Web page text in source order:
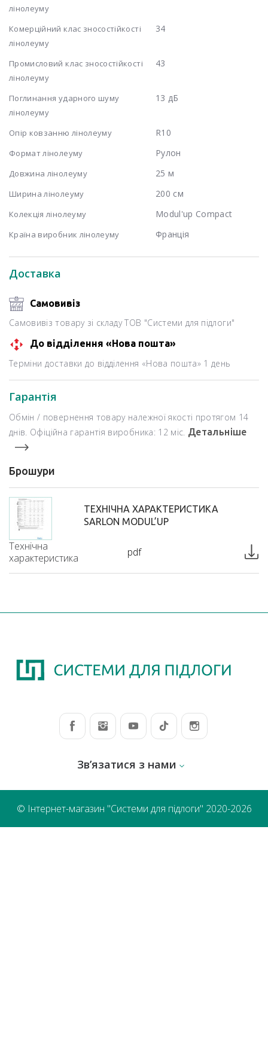
Доставка
Самовивіз
Самовивіз товару зі складу ТОВ "Системи для підлоги"
До відділення «Нова пошта»
Терміни доставки до відділення «Нова пошта» 1 день
Гарантія
Обмін / повернення товару належної якості протягом 14
днів. Офіційна гарантія виробника: 12 міс. Детальніше
лінолеуму
Комерційний клас зносостійкості
лінолеуму
34
Промисловий клас зносостійкості
лінолеуму
43
Поглинання ударного шуму
лінолеуму
13 дБ
Опір ковзанню лінолеуму R10
Формат лінолеуму Рулон
Довжина лінолеуму 25 м
Ширина лінолеуму 200 см
Колекція лінолеуму Modul'up Compact
Країна виробник лінолеуму Франція
Брошури
ТЕХНІЧНА ХАРАКТЕРИСТИКА
SARLON MODUL’UP
Технічна
характеристика
pdf
Зв’язатися з нами
© Інтернет-магазин "Системи для підлоги" 2020-2026